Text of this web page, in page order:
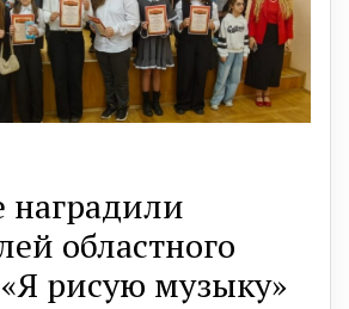
наградили
областного
рисую музыку»